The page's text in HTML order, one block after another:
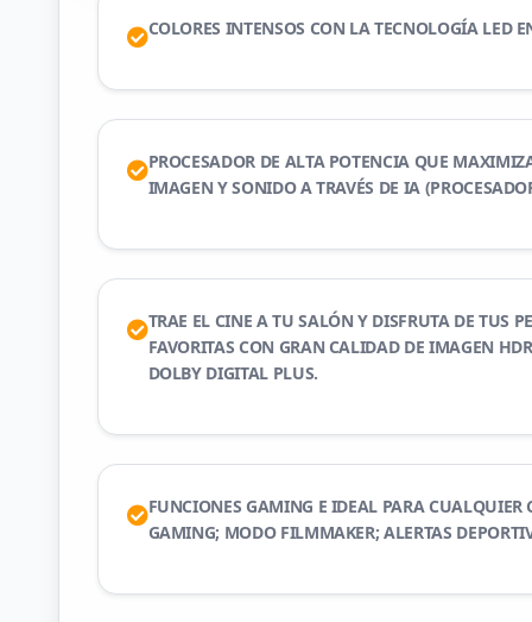
COLORES INTENSOS CON LA TECNOLOGÍA LED
PROCESADOR DE ALTA POTENCIA QUE
IMAGEN Y SONIDO A TRAVÉS DE IA
TRAE EL CINE A TU SALÓN Y DISFRUTA DE TUS
FAVORITAS CON GRAN CALIDAD DE IMAGEN
DOLBY DIGITAL PLUS.
FUNCIONES GAMING E IDEAL PARA CUALQUIER
GAMING; MODO FILMMAKER; ALERTAS